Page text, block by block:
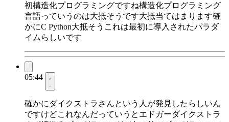
初構造化プログラミングですね構造化プログラミング
言語っていうのは大抵そうです大抵当てはまります確
かにC Python大抵そうこれは最初に導入されたパラダ
イムらしいです
05:44
確かにダイクストラさんという人が発見したらしいん
ですけどこれなんだっていうとエドガーダイクストラ